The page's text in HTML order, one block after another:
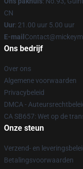
CN
Uur: 21.00 uur 5.00 uur
E-mail
Ons bedrijf
Over ons
Algemene voorwaarden
Privacybeleid
DMCA -
CA SB657: Wet op de
Onze steun
Verzend- en
Betalingsvoorwaarden